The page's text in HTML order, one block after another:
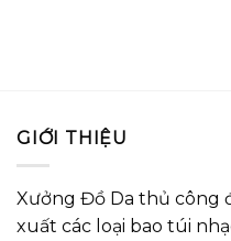
GIỚI THIỆU
Xưởng Đồ Da thủ công
xuất các loại bao túi